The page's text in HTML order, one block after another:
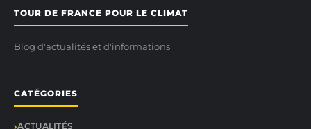
TOUR DE FRANCE POUR LE CLIMAT
Blog d'actualités et d'informations
CATÉGORIES
ACTUALITÉS